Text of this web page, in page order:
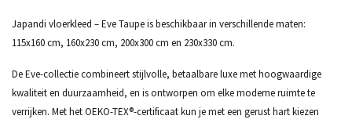
Japandi vloerkleed – Eve Taupe is beschikbaar in verschillende maten:
115x160 cm, 160x230 cm, 200x300 cm en 230x330 cm.
De Eve-collectie combineert stijlvolle, betaalbare luxe met hoogwaardige
kwaliteit en duurzaamheid, en is ontworpen om elke moderne ruimte te
verrijken. Met het OEKO-TEX®-certificaat kun je met een gerust hart kiezen